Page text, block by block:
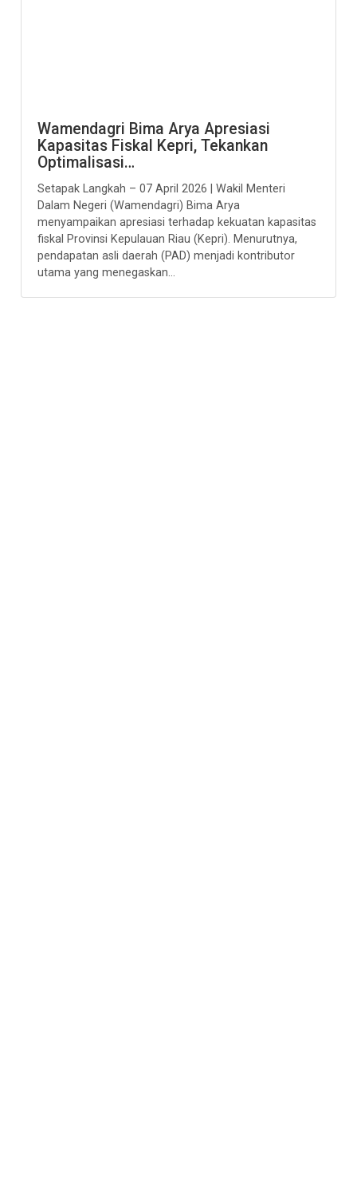
Wamendagri Bima Arya Apresiasi
Kapasitas Fiskal Kepri, Tekankan
Optimalisasi…
Setapak Langkah – 07 April 2026 | Wakil Menteri
Dalam Negeri (Wamendagri) Bima Arya
menyampaikan apresiasi terhadap kekuatan kapasitas
fiskal Provinsi Kepulauan Riau (Kepri). Menurutnya,
pendapatan asli daerah (PAD) menjadi kontributor
utama yang menegaskan...